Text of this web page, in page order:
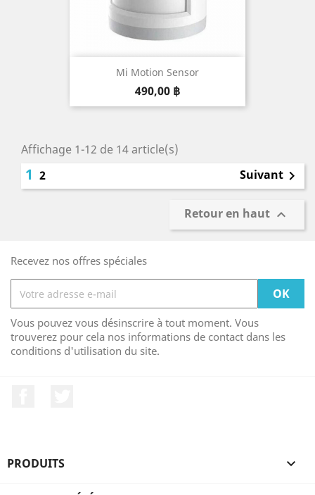
Mi Motion Sensor
Prix
490,00 ฿
Affichage 1-12 de 14 article(s)
1 2 Suivant 
Retour en haut 
Recevez nos offres spéciales
Vous pouvez vous désinscrire à tout moment. Vous
trouverez pour cela nos informations de contact dans les
conditions d'utilisation du site.
PRODUITS 